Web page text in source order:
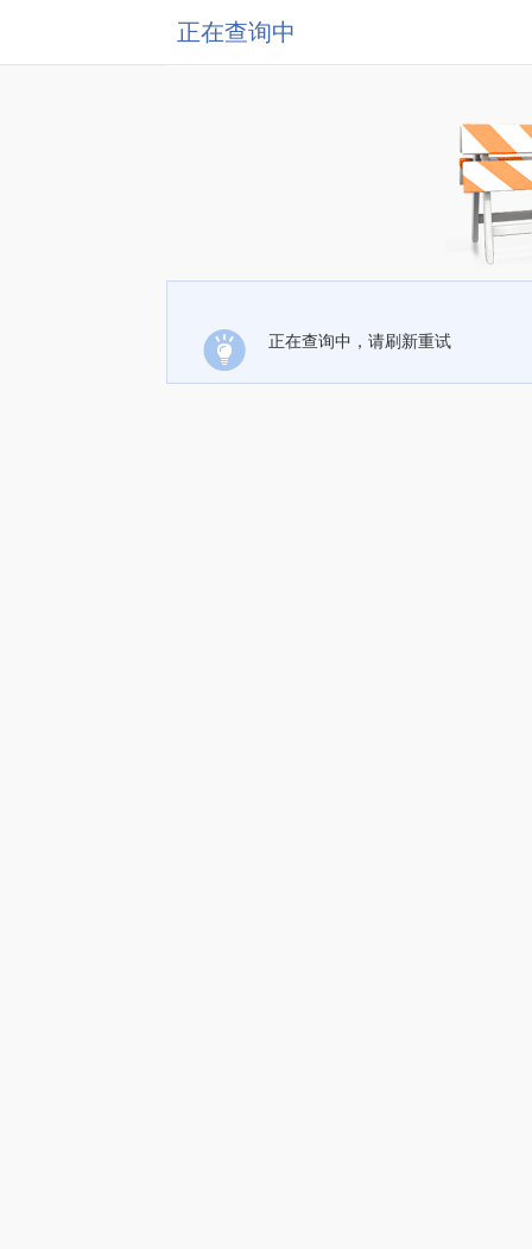
正在查询中
正在查询中，请刷新重试